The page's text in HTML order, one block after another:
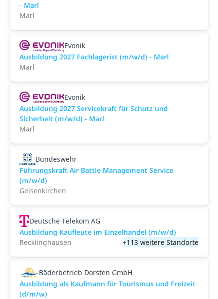
- Marl
Marl
Evonik
Ausbildung 2027 Fachlagerist (m/w/d) - Marl
Marl
Evonik
Ausbildung 2027 Servicekraft für Schutz und
Sicherheit (m/w/d) - Marl
Marl
Bundeswehr
Führungskraft Air Battle Management Service
(m/w/d)
Gelsenkirchen
Deutsche Telekom AG
Ausbildung Kaufleute im Einzelhandel (m/w/d)
Recklinghausen
+113 weitere Standorte
Bäderbetrieb Dorsten GmbH
Ausbildung als Kaufmann für Tourismus und Freizeit
(d/m/w)